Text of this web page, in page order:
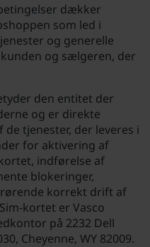
dækker
som led i
og generelle
og sælgeren, der
den entitet der
og er direkte
tjenester, der leveres i
for aktivering af
indførelse af
blokeringer,
korrekt drift af
kortet er Vasco
på 2232 Dell
Cheyenne, WY 82009.